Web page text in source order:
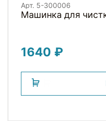
Арт. 5-300006
Машинка для
1640 ₽